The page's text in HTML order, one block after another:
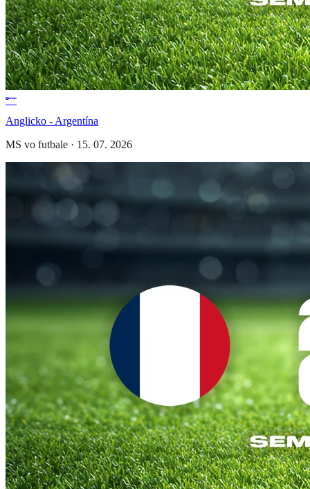
Anglicko - Argentína
MS vo futbale · 15. 07. 2026